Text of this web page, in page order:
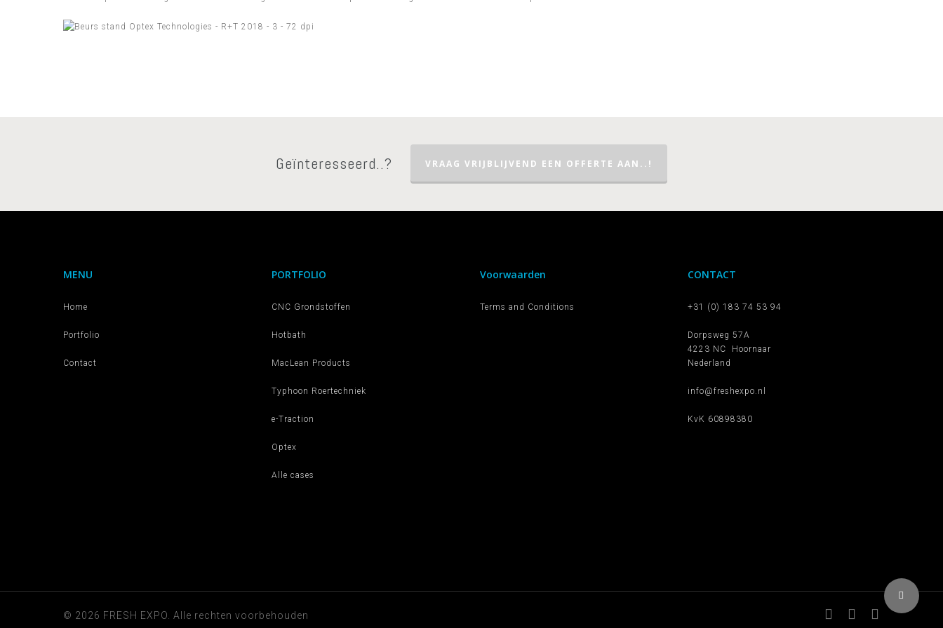
Share
Geïnteresseerd..? VRAAG VRIJBLIJVEND EEN OFFERTE AAN..!
MENU
Home
Portfolio
Contact
PORTFOLIO
CNC Grondstoffen
Hotbath
MacLean Products
Typhoon Roertechniek
e-Traction
Optex
Alle cases
Voorwaarden
Terms and Conditions
CONTACT
+31 (0) 183 74 53 94
Dorpsweg 57A
4223 NC Hoornaar
Nederland
info@freshexpo.nl
KvK 60898380
© 2026 FRESH EXPO. Alle rechten voorbehouden facebookpinterestlinkedin